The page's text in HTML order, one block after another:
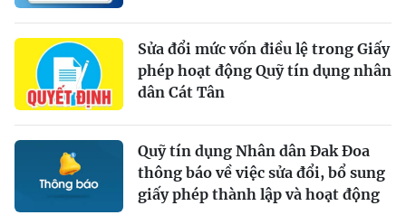
Sửa đổi mức vốn điều lệ trong Giấy
phép hoạt động Quỹ tín dụng nhân
dân Cát Tân
Quỹ tín dụng Nhân dân Đak Đoa
thông báo về việc sửa đổi, bổ sung
giấy phép thành lập và hoạt động